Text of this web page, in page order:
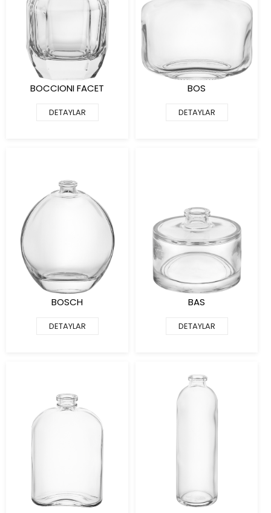
BOCCIONI FACET
DETAYLAR
BOS
DETAYLAR
BOSCH
DETAYLAR
BAS
DETAYLAR